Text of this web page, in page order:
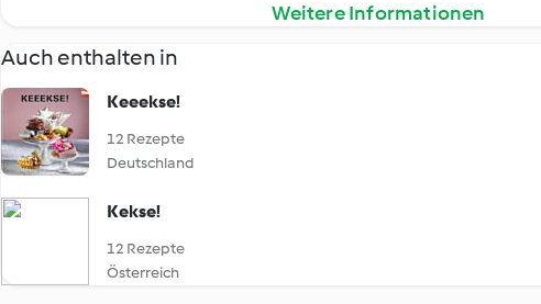
Weitere Informationen
Auch enthalten in
Keeekse!
12 Rezepte
Deutschland
Kekse!
12 Rezepte
Österreich